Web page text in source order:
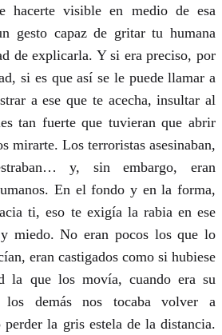
hacerte visible en medio de esa
gesto capaz de gritar tu humana
de explicarla. Y si era preciso, por
si es que así se le puede llamar a
a ese que te acecha, insultar al
tan fuerte que tuvieran que abrir
mirarte. Los terroristas asesinaban,
y, sin embargo, eran
En el fondo y en la forma,
ti, eso te exigía la rabia en ese
miedo. No eran pocos los que lo
eran castigados como si hubiese
la que los movía, cuando era su
los demás nos tocaba volver a
perder la gris estela de la distancia.